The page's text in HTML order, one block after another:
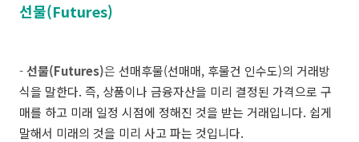
선물(Futures)
-선물(Futures)은 선매후물(선매매, 후물건 인수도)의 거래방
식을 말한다. 즉, 상품이나 금융자산을 미리 결정된 가격으로 구
매를 하고 미래 일정 시점에 정해진 것을 받는 거래입니다. 쉽게
말해서 미래의 것을 미리 사고 파는 것입니다.